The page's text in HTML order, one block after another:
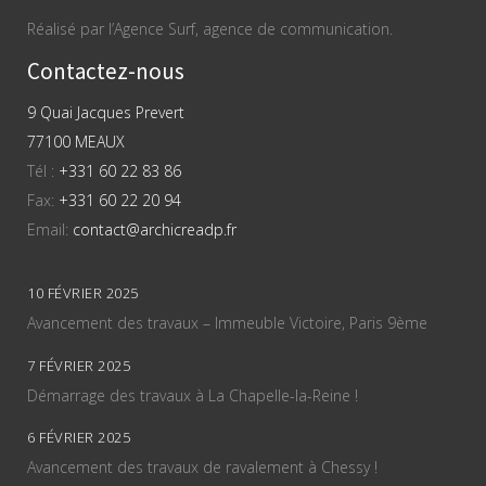
Réalisé par l’Agence Surf, agence de communication.
Contactez-nous
9 Quai Jacques Prevert
77100 MEAUX
Tél : +331 60 22 83 86
Fax: +331 60 22 20 94
Email: contact@archicreadp.fr
10 FÉVRIER 2025
Avancement des travaux – Immeuble Victoire, Paris 9ème
7 FÉVRIER 2025
Démarrage des travaux à La Chapelle-la-Reine !
6 FÉVRIER 2025
Avancement des travaux de ravalement à Chessy !